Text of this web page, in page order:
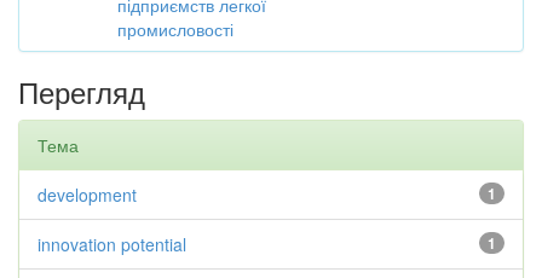
підприємств легкої
промисловості
Перегляд
Тема
1
development
1
innovation potential